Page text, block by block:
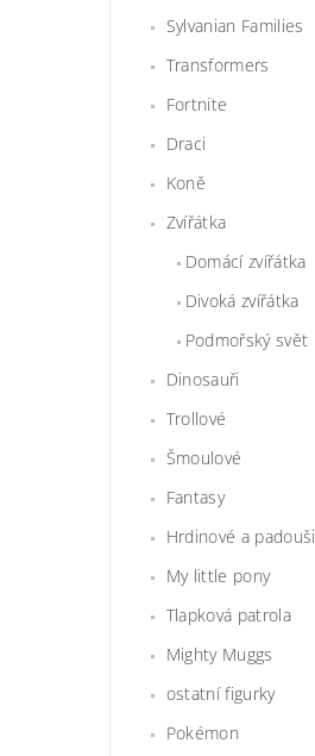
Sylvanian Families
Transformers
Fortnite
Draci
Koně
Zvířátka
Domácí zvířátka
Divoká zvířátka
Podmořský svět
Dinosauři
Trollové
Šmoulové
Fantasy
Hrdinové a padouši
My little pony
Tlapková patrola
Mighty Muggs
ostatní figurky
Pokémon